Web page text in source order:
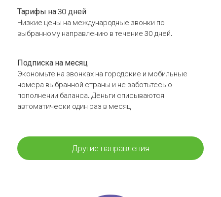
Тарифы на 30 дней
Низкие цены на международные звонки по
выбранному направлению в течение 30 дней.
Подписка на месяц
Экономьте на звонках на городские и мобильные
номера выбранной страны и не заботьтесь о
пополнении баланса. Деньги списываются
автоматически один раз в месяц
Другие направления